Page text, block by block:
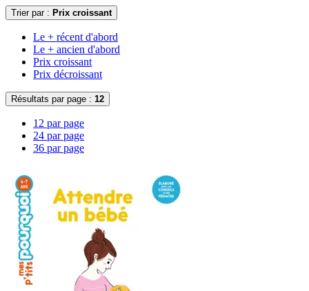
Trier par : Prix croissant
Le + récent d'abord
Le + ancien d'abord
Prix croissant
Prix décroissant
Résultats par page : 12
12 par page
24 par page
36 par page